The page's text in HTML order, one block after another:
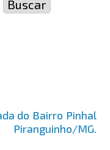
do Bairro Pinhal
MG.